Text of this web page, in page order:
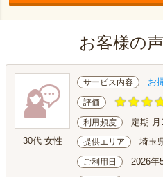
お客様の
30代 女性
サービス内容 お
評価
利用頻度 定期 月
提供エリア 埼玉
ご利用日 2026年